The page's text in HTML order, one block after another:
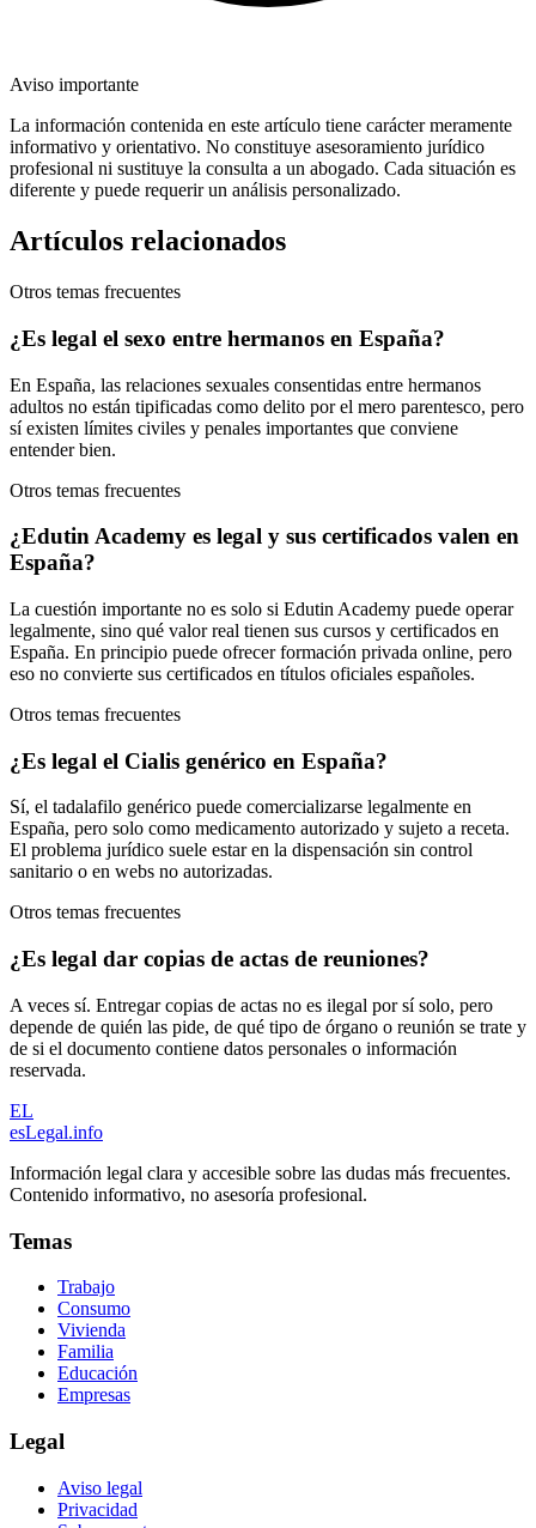
Aviso importante
La información contenida en este artículo tiene carácter meramente
informativo y orientativo. No constituye asesoramiento jurídico
profesional ni sustituye la consulta a un abogado. Cada situación es
diferente y puede requerir un análisis personalizado.
Artículos relacionados
Otros temas frecuentes
¿Es legal el sexo entre hermanos en España?
En España, las relaciones sexuales consentidas entre hermanos
adultos no están tipificadas como delito por el mero parentesco, pero
sí existen límites civiles y penales importantes que conviene
entender bien.
Otros temas frecuentes
¿Edutin Academy es legal y sus certificados valen en
España?
La cuestión importante no es solo si Edutin Academy puede operar
legalmente, sino qué valor real tienen sus cursos y certificados en
España. En principio puede ofrecer formación privada online, pero
eso no convierte sus certificados en títulos oficiales españoles.
Otros temas frecuentes
¿Es legal el Cialis genérico en España?
Sí, el tadalafilo genérico puede comercializarse legalmente en
España, pero solo como medicamento autorizado y sujeto a receta.
El problema jurídico suele estar en la dispensación sin control
sanitario o en webs no autorizadas.
Otros temas frecuentes
¿Es legal dar copias de actas de reuniones?
A veces sí. Entregar copias de actas no es ilegal por sí solo, pero
depende de quién las pide, de qué tipo de órgano o reunión se trate y
de si el documento contiene datos personales o información
reservada.
EL
esLegal.info
Información legal clara y accesible sobre las dudas más frecuentes.
Contenido informativo, no asesoría profesional.
Temas
Trabajo
Consumo
Vivienda
Familia
Educación
Empresas
Legal
Aviso legal
Privacidad